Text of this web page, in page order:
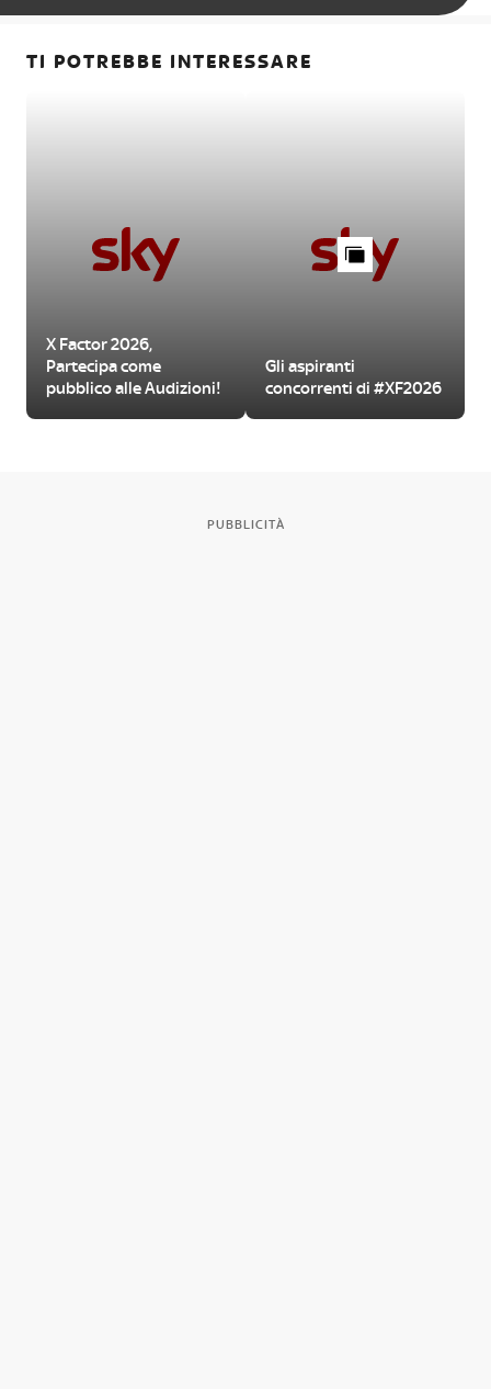
TI POTREBBE INTERESSARE
X Factor 2026,
Partecipa come
pubblico alle Audizioni!
Gli aspiranti
concorrenti di #XF2026
PUBBLICITÀ